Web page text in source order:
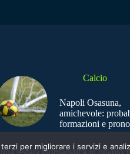
Calcio
Napoli Osasuna,
amichevole:
formazioni e
per migliorare i servizi e